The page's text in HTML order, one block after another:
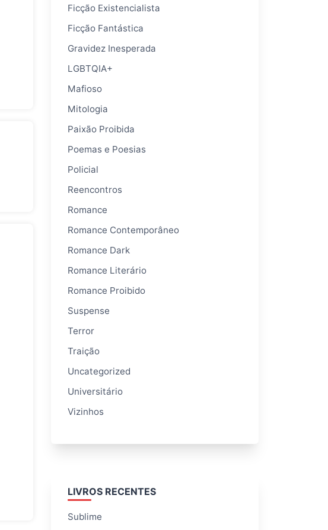
Ficção Existencialista
Ficção Fantástica
Gravidez Inesperada
LGBTQIA+
Mafioso
Mitologia
Paixão Proibida
Poemas e Poesias
Policial
Reencontros
Romance
Romance Contemporâneo
Romance Dark
Romance Literário
Romance Proibido
Suspense
Terror
Traição
Uncategorized
Universitário
Vizinhos
LIVROS RECENTES
Sublime